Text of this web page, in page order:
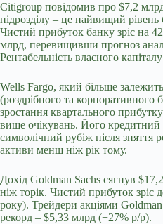
Citigroup повідомив про $7,2
підрозділу – це найвищий рівень
Чистий прибуток банку зріс на
млрд, перевищивши прогноз
Рентабельність власного
Wells Fargo, який більше
(роздрібного та корпоративного
зростання квартального
вище очікувань. Його
символічний рубіж після зняття
активи менш ніж рік тому.
Дохід Goldman Sachs сягнув
ніж торік. Чистий прибуток зріс
року). Трейдери акціями
рекорд – $5,33 млрд (+27% р/р).